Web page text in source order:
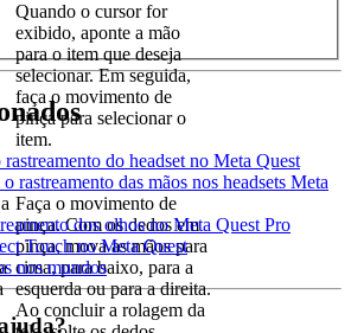
Quando o cursor for
exibido, aponte a mão
para o item que deseja
selecionar. Em seguida,
faça o movimento de
pinça para selecionar o
item.
Faça o movimento de
pinça. Com os dedos em
pinça, mova as mãos para
cima, para baixo, para a
esquerda ou para a direita.
Ao concluir a rolagem da
do headset no Meta Quest
rastreamento das mãos nos headsets Meta
dos olhos no Meta Quest Pro
Touch no Meta Quest
nos mundos